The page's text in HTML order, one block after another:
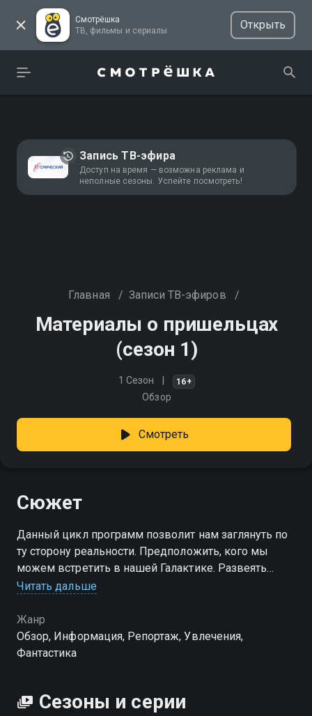
Смотрёшка
ТВ, фильмы и сериалы
Открыть
Запись ТВ-эфира
Доступ на время — возможна реклама и
неполные сезоны. Успейте посмотреть!
Главная / Записи ТВ-эфиров /
Материалы о пришельцах
(сезон 1)
1 Сезон 16+
Обзор
Смотреть
Сюжет
Данный цикл программ позволит нам заглянуть по
ту сторону реальности. Предположить, кого мы
можем встретить в нашей Галактике. Развеять
конспирологические теории о пришельцах. Или же
Посмотреть онлайн 1 сезон сериала Материалы о
пришельцах вы можете совершенно бесплатно в
Читать дальше
Жанр
Обзор, Информация, Репортаж, Увлечения,
Фантастика
Сезоны и серии